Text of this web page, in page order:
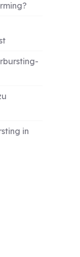
in